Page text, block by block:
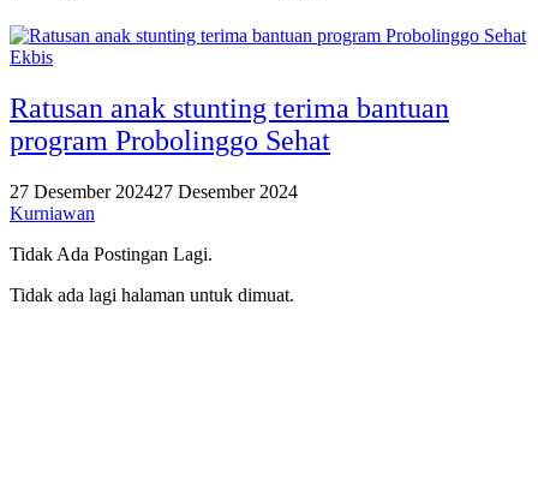
Ekbis
Ratusan anak stunting terima bantuan
program Probolinggo Sehat
27 Desember 202427 Desember 2024
Kurniawan
Tidak Ada Postingan Lagi.
Tidak ada lagi halaman untuk dimuat.